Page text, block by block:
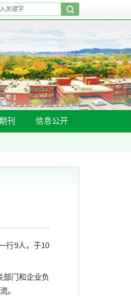
刊 信息公开
行9人，于10
部门和企业负
。